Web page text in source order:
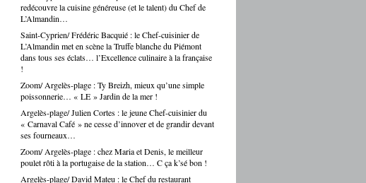
redécouvre la cuisine généreuse (et le talent) du Chef de
L’Almandin…
Saint-Cyprien/ Frédéric Bacquié : le Chef-cuisinier de
L’Almandin met en scène la Truffe blanche du Piémont
dans tous ses éclats… l’Excellence culinaire à la française
!
Zoom/ Argelès-plage : Ty Breizh, mieux qu’une simple
poissonnerie… « LE » Jardin de la mer !
Argelès-plage/ Julien Cortes : le jeune Chef-cuisinier du
« Carnaval Café » ne cesse d’innover et de grandir devant
ses fourneaux…
Zoom/ Argelès-plage : chez Maria et Denis, le meilleur
poulet rôti à la portugaise de la station… C ça k’sé bon !
Argelès-plage/ David Mateu : le Chef du restaurant